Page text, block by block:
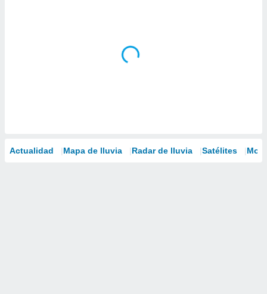
Actualidad Mapa de lluvia Radar de lluvia Satélites